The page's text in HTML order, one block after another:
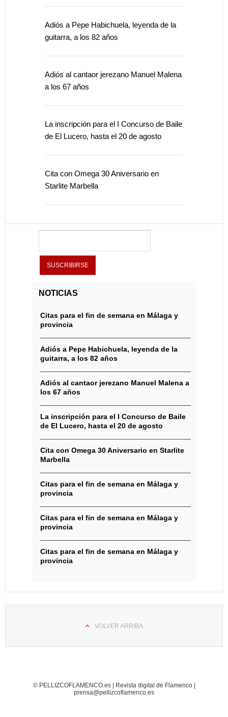
Adiós a Pepe Habichuela, leyenda de la
guitarra, a los 82 años
Adiós al cantaor jerezano Manuel Malena
a los 67 años
La inscripción para el I Concurso de Baile
de El Lucero, hasta el 20 de agosto
Cita con Omega 30 Aniversario en
Starlite Marbella
NOTICIAS
Citas para el fin de semana en Málaga y
provincia
Adiós a Pepe Habichuela, leyenda de la
guitarra, a los 82 años
Adiós al cantaor jerezano Manuel Malena a
los 67 años
La inscripción para el I Concurso de Baile
de El Lucero, hasta el 20 de agosto
Cita con Omega 30 Aniversario en Starlite
Marbella
Citas para el fin de semana en Málaga y
provincia
Citas para el fin de semana en Málaga y
provincia
Citas para el fin de semana en Málaga y
provincia
VOLVER ARRIBA
© PELLIZCOFLAMENCO.es | Revista digital de Flamenco |
prensa@pellizcoflamenco.es